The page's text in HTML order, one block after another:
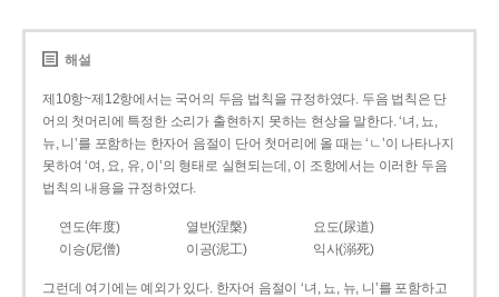
해설
제10항~제12항에서는 국어의 두음 법칙을 규정하였다. 두음 법칙은 단
어의 첫머리에 특정한 소리가 출현하지 못하는 현상을 말한다. ‘녀, 뇨,
뉴, 니’를 포함하는 한자어 음절이 단어 첫머리에 올 때는 ‘ㄴ’이 나타나지
못하여 ‘여, 요, 유, 이’의 형태로 실현되는데, 이 조항에서는 이러한 두음
법칙의 내용을 규정하였다.
연도(年度) 열반(涅槃)
요도(尿道)
이승(尼僧)
이공(泥工) 익사(溺死)
그런데 여기에는 예외가 있다. 한자어 음절이 ‘녀, 뇨, 뉴, 니’를 포함하고